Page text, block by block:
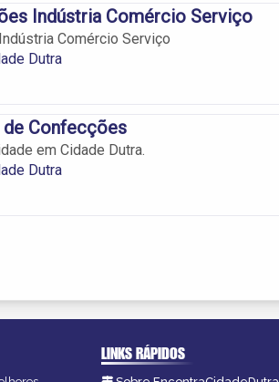
Indústria Comércio Serviço
Comércio Serviço
Dutra
Confecções
em Cidade Dutra.
Dutra
LINKS RÁPIDOS